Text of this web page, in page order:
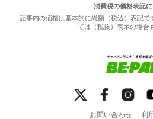
消費税の価格表記
記事内の価格は基本的に総額（税込）表記で
ては（税抜）表示の場合
お問い合わせ 利